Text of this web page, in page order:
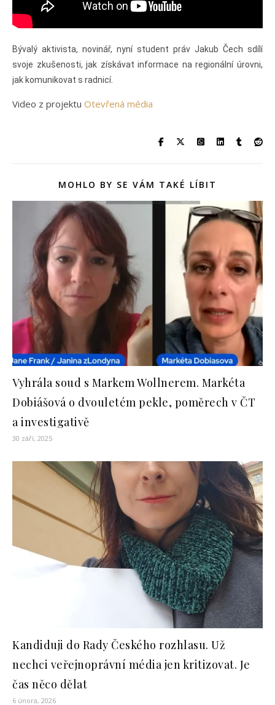
Bývalý aktivista, novinář, nyní student práv Jakub Čech sdílí
svoje zkušenosti, jak získávat informace na regionální úrovni,
jak komunikovat s radnicí.
Video z projektu Otevřená média
MOHLO BY SE VÁM TAKÉ LÍBIT
Vyhrála soud s Markem Wollnerem. Markéta
Dobiášová o dvouletém pekle, poměrech v ČT
a investigativě
30 září, 2025
Kandiduji do Rady Českého rozhlasu. Už
nechci veřejnoprávní média jen kritizovat. Je
čas něco dělat
6 února, 2026